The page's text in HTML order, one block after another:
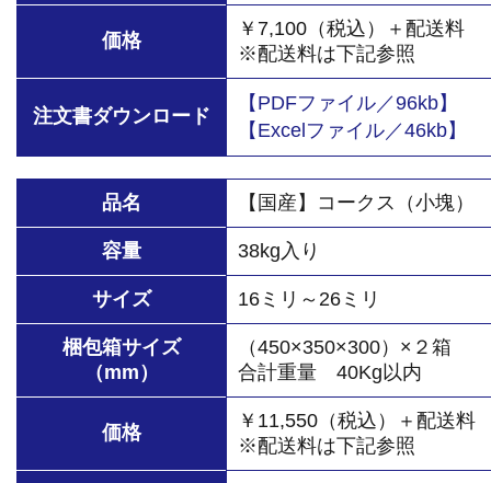
価格
￥7,100（税込）＋配送料
※配送料は下記参照
注文書ダウンロード
【PDFファイル／96kb】
【Excelファイル／46kb】
品名 【国産】コークス（小塊）
容量 38kg入り
サイズ 16ミリ～26ミリ
梱包箱サイズ
（mm）
（450×350×300）×２箱
合計重量 40Kg以内
価格
￥11,550（税込）＋配送料
※配送料は下記参照